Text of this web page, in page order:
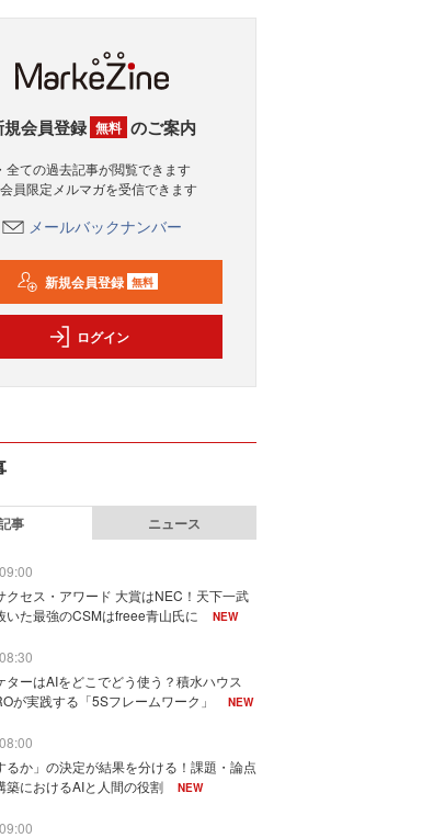
規会員登録 無料 のご案内
・全ての過去記事が閲覧できます
会員限定メルマガを受信できます
メールバックナンバー
新規会員登録 無料
ログイン
事 ニュース
クセス・アワード 大賞はNEC！天下一武
いた最強のCSMはfreee青山氏に
NEW
ターはAIをどこでどう使う？積水ハウス
が実践する「5Sフレームワーク」
NEW
るか」の決定が結果を分ける！課題・論点
築におけるAIと人間の役割
NEW